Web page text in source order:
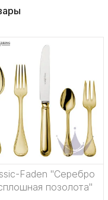
Faden "Серебро
позолота"